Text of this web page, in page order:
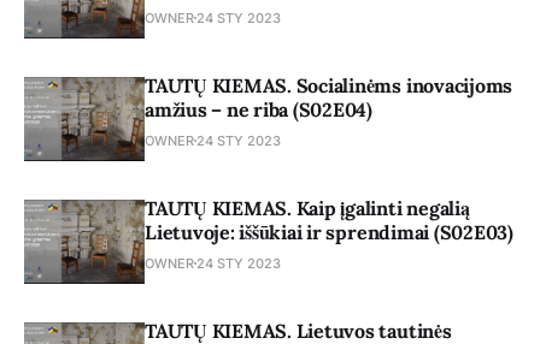
OWNER 24 STY 2023
TAUTŲ KIEMAS. Socialinėms inovacijoms
amžius – ne riba (S02E04)
OWNER 24 STY 2023
TAUTŲ KIEMAS. Kaip įgalinti negalią
Lietuvoje: iššūkiai ir sprendimai (S02E03)
OWNER 24 STY 2023
TAUTŲ KIEMAS. Lietuvos tautinės